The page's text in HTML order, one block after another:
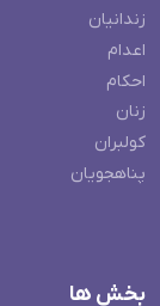
زندانیان
اعدام
احکام
زنان
کولبران
پناهجویان
بخش ها